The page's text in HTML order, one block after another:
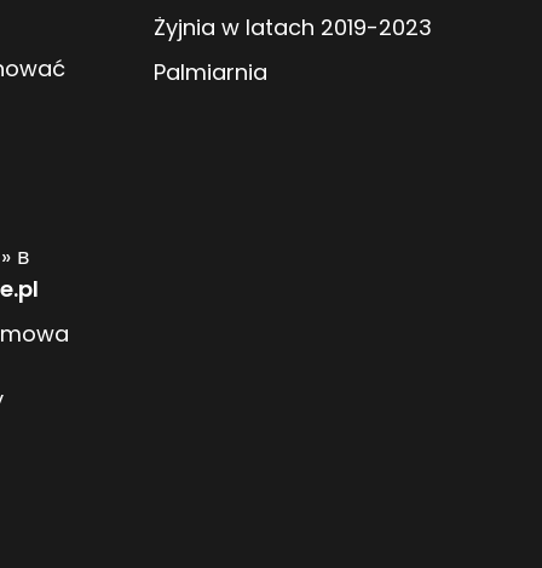
в
Żyjnia w latach 2019-2023
Palmiarnia